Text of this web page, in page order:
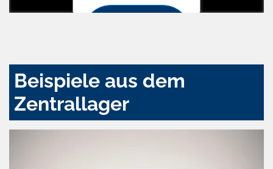
Beispiele aus dem
Zentrallager